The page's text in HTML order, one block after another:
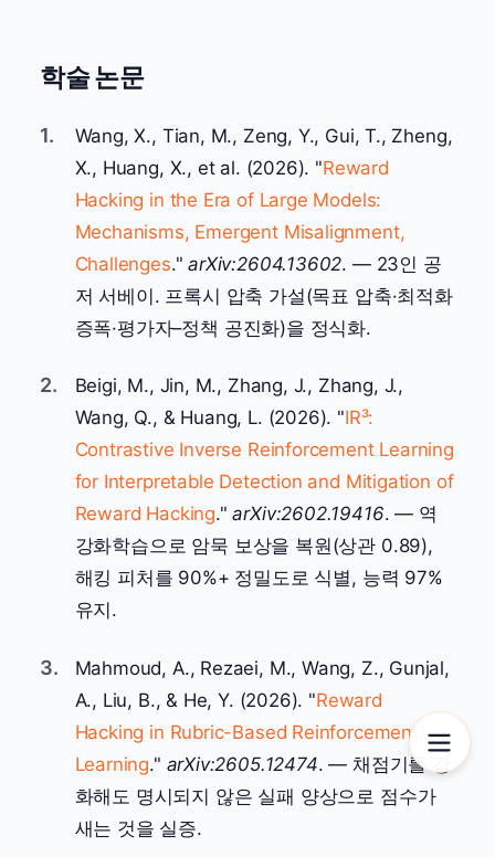
학술 논문
1.
Wang, X., Tian, M., Zeng, Y., Gui, T., Zheng,
X., Huang, X., et al. (2026). "Reward
Hacking in the Era of Large Models:
Mechanisms, Emergent Misalignment,
Challenges."arXiv:2604.13602. — 23인 공
저 서베이. 프록시 압축 가설(목표 압축·최적화
증폭·평가자–정책 공진화)을 정식화.
2.
Beigi, M., Jin, M., Zhang, J., Zhang, J.,
Wang, Q., & Huang, L. (2026). "IR³:
Contrastive Inverse Reinforcement Learning
for Interpretable Detection and Mitigation of
Reward Hacking."arXiv:2602.19416. — 역
강화학습으로 암묵 보상을 복원(상관 0.89),
해킹 피처를 90%+ 정밀도로 식별, 능력 97%
유지.
3.
Mahmoud, A., Rezaei, M., Wang, Z., Gunjal,
A., Liu, B., & He, Y. (2026). "Reward
Hacking in Rubric-Based Reinforcement
Learning." arXiv:2605.12474. — 채점기를 강
화해도 명시되지 않은 실패 양상으로 점수가
새는 것을 실증.